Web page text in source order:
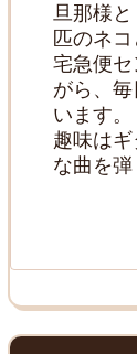
旦那様
匹のネコ
宅急便
がら、
います。
趣味は
な曲を弾